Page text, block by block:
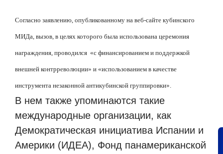
Согласно заявлению, опубликованному на веб-сайте кубинского
МИДа, вызов, в целях которого была использована церемония
награждения, проводился «с финансированием и поддержкой
внешней контрреволюции» и «использованием в качестве
инструмента незаконной антикубинской группировки».
В нем также упоминаются такие
международные организации, как
Демократическая инициатива Испании и
Америки (ИДЕА), Фонд панамериканской